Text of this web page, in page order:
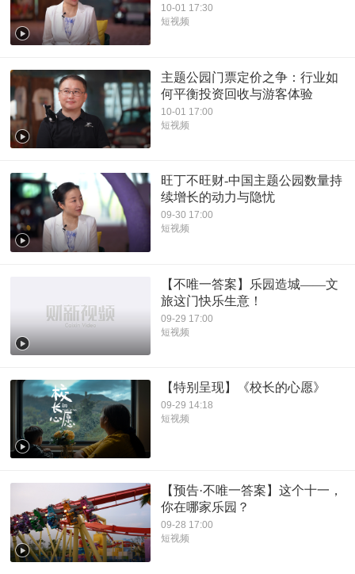
10-01 17:30
短视频
主题公园门票定价之争：行业如
何平衡投资回收与游客体验
10-01 17:00
短视频
旺丁不旺财-中国主题公园数量持
续增长的动力与隐忧
09-30 17:00
短视频
【不唯一答案】乐园造城——文
旅这门快乐生意！
09-29 17:00
短视频
【特别呈现】《校长的心愿》
09-29 14:18
短视频
【预告·不唯一答案】这个十一，
你在哪家乐园？
09-28 17:00
短视频